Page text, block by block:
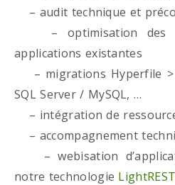
– audit technique et
– optimisation des
applications existantes
– migrations Hyperfile >
SQL Server / MySQL, …
– intégration de
– accompagnement
– webisation
notre technologie LightREST